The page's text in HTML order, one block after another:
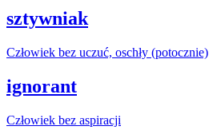
sztywniak
Człowiek bez uczuć, oschły (potocznie)
ignorant
Człowiek bez aspiracji